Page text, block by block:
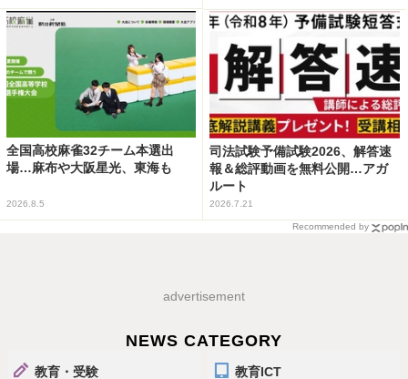
全国高校麻雀32チーム本選出
場…麻布や大阪星光、東海も
2026.8.5
司法試験予備試験2026、解答速
報＆総評動画を無料公開…アガ
ルート
2026.7.21
Recommended by
advertisement
NEWS CATEGORY
教育・受験 教育ICT